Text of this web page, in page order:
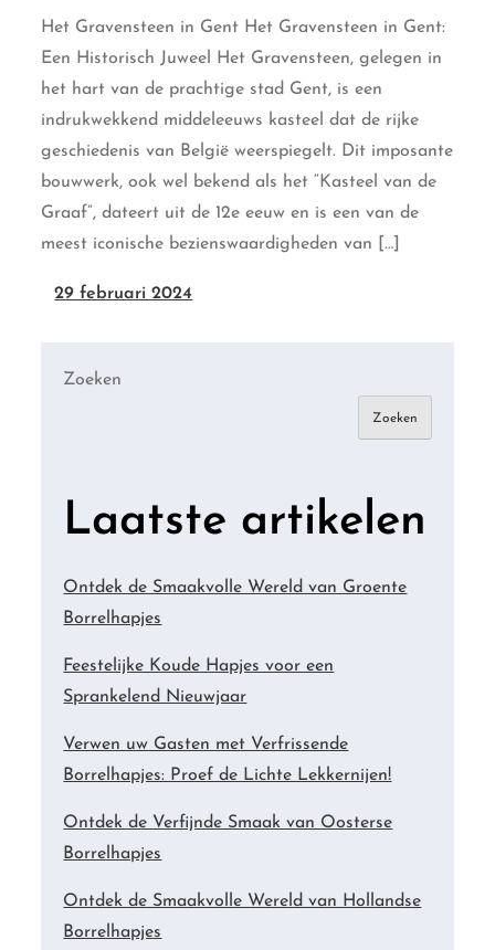
Het Gravensteen in Gent Het Gravensteen in Gent:
Een Historisch Juweel Het Gravensteen, gelegen in
het hart van de prachtige stad Gent, is een
indrukwekkend middeleeuws kasteel dat de rijke
geschiedenis van België weerspiegelt. Dit imposante
bouwwerk, ook wel bekend als het “Kasteel van de
Graaf”, dateert uit de 12e eeuw en is een van de
meest iconische bezienswaardigheden van […]
29 februari 2024
Zoeken
Zoeken
Laatste artikelen
Ontdek de Smaakvolle Wereld van Groente
Borrelhapjes
Feestelijke Koude Hapjes voor een
Sprankelend Nieuwjaar
Verwen uw Gasten met Verfrissende
Borrelhapjes: Proef de Lichte Lekkernijen!
Ontdek de Verfijnde Smaak van Oosterse
Borrelhapjes
Ontdek de Smaakvolle Wereld van Hollandse
Borrelhapjes